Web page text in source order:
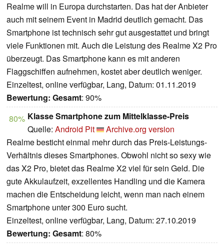
Realme will in Europa durchstarten. Das hat der Anbieter
auch mit seinem Event in Madrid deutlich gemacht. Das
Smartphone ist technisch sehr gut ausgestattet und bringt
viele Funktionen mit. Auch die Leistung des Realme X2 Pro
überzeugt. Das Smartphone kann es mit anderen
Flaggschiffen aufnehmen, kostet aber deutlich weniger.
Einzeltest, online verfügbar, Lang, Datum: 01.11.2019
Bewertung: Gesamt: 90%
80% Klasse Smartphone zum Mittelklasse-Preis
Quelle: Android Pit
Archive.org version
Realme besticht einmal mehr durch das Preis-Leistungs-
Verhältnis dieses Smartphones. Obwohl nicht so sexy wie
das X2 Pro, bietet das Realme X2 viel für sein Geld. Die
gute Akkulaufzeit, exzellentes Handling und die Kamera
machen die Entscheidung leicht, wenn man nach einem
Smartphone unter 300 Euro sucht.
Einzeltest, online verfügbar, Lang, Datum: 27.10.2019
Bewertung: Gesamt: 80%